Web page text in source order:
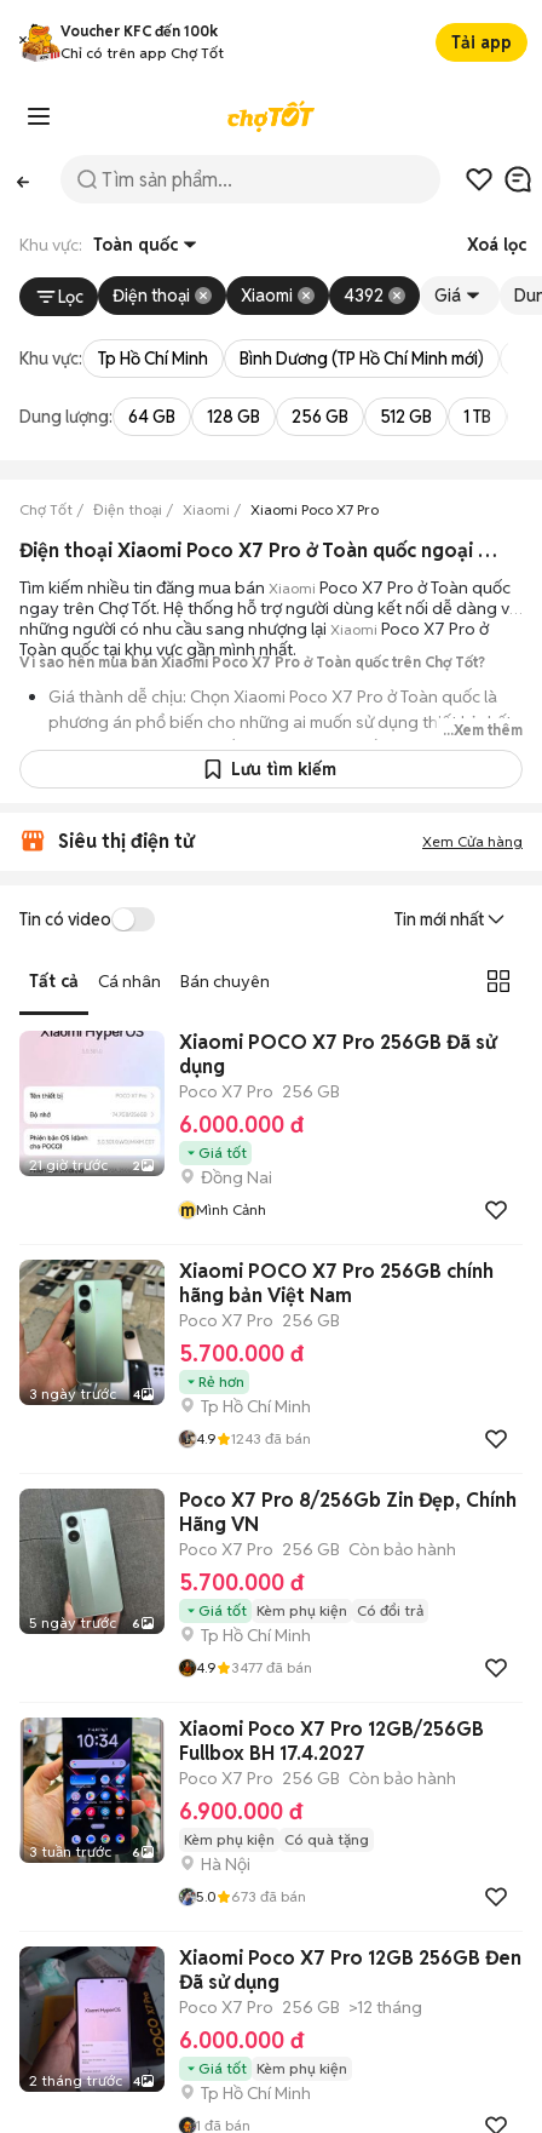
Voucher KFC đến 100k
Chỉ có trên app Chợ Tốt
Tải app
Khu vực: Toàn quốc Xoá lọc
Lọc Điện thoại Xiaomi 4392 Giá
Khu vực: Tp Hồ Chí Minh Bình Dương (TP Hồ Chí Minh mới)
Dung lượng: 64 GB 128 GB 256 GB 512 GB 1 TB
Chợ Tốt Điện thoại Xiaomi Xiaomi Poco X7 Pro
Điện thoại Xiaomi Poco X7 Pro ở Toàn quốc ngoại hình đẹp
Tìm kiếm nhiều tin đăng mua bán Xiaomi Poco X7 Pro ở Toàn quốc
ngay trên Chợ Tốt. Hệ thống hỗ trợ người dùng kết nối dễ dàng với
những người có nhu cầu sang nhượng lại Xiaomi Poco X7 Pro ở
Toàn quốc tại khu vực gần mình nhất.
Vì sao nên mua bán Xiaomi Poco X7 Pro ở Toàn quốc trên Chợ Tốt?
Giá thành dễ chịu: Chọn Xiaomi Poco X7 Pro ở Toàn quốc là
phương án phổ biến cho những ai muốn sử dụng thiết bị chất
lượng nhưng không muốn chi trả mức giá đắt đỏ của máy mới.
Đa dạng người bán: Bạn có thể tìm Xiaomi Poco X7 Pro ở Toàn
đủ các phiên bản dung lượng và màu sắc.
bảo máy hoạt động ổn định.
Tiết kiệm thời gian: Quy trình trao đổi trực tiếp, không qua các
bước chờ đợi vận chuyển rườm rà, tiền trao cháo múc ngay khi
kiểm tra xong.
...Xem thêm
Lưu tìm kiếm
Siêu thị điện tử Xem Cửa hàng
Tin có video Tin mới nhất
Tất cả Cá nhân Bán chuyên
21 giờ trước 2
Xiaomi POCO X7 Pro 256GB Đã sử
dụng
Poco X7 Pro 256 GB
6.000.000 đ
Giá tốt
Đồng Nai
mMình Cảnh
3 ngày trước 4
Xiaomi POCO X7 Pro 256GB chính
hãng bản Việt Nam
Poco X7 Pro 256 GB
5.700.000 đ
Rẻ hơn
Tp Hồ Chí Minh
4.9 1243 đã bán
5 ngày trước 6
Poco X7 Pro 8/256Gb Zin Đẹp, Chính
Hãng VN
Poco X7 Pro 256 GB Còn bảo hành
5.700.000 đ
Giá tốt Kèm phụ kiện Có đổi trả
Tp Hồ Chí Minh
4.9 3477 đã bán
3 tuần trước 6
Xiaomi Poco X7 Pro 12GB/256GB
Fullbox BH 17.4.2027
Poco X7 Pro 256 GB Còn bảo hành
6.900.000 đ
Kèm phụ kiện Có quà tặng
Hà Nội
5.0 673 đã bán
2 tháng trước 4
Xiaomi Poco X7 Pro 12GB 256GB Đen
Đã sử dụng
Poco X7 Pro 256 GB >12 tháng
6.000.000 đ
Giá tốt Kèm phụ kiện
Tp Hồ Chí Minh
1 đã bán